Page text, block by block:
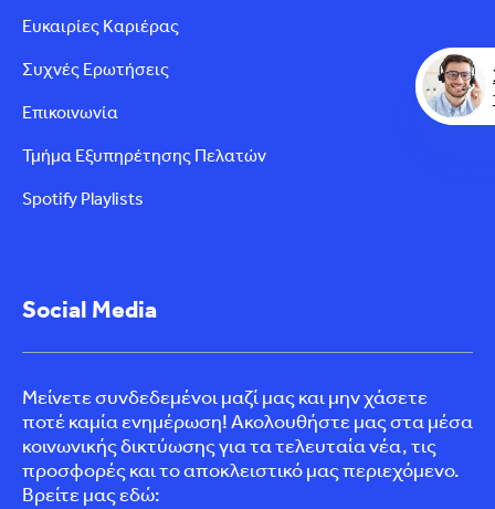
Ευκαιρίες Καριέρας
Συχνές Ερωτήσεις
Επικοινωνία
Τμήμα Εξυπηρέτησης Πελατών
Spotify Playlists
Social Media
Μείνετε συνδεδεμένοι μαζί μας και μην χάσετε
ποτέ καμία ενημέρωση! Ακολουθήστε μας στα μέσα
κοινωνικής δικτύωσης για τα τελευταία νέα, τις
προσφορές και το αποκλειστικό μας περιεχόμενο.
Βρείτε μας εδώ: